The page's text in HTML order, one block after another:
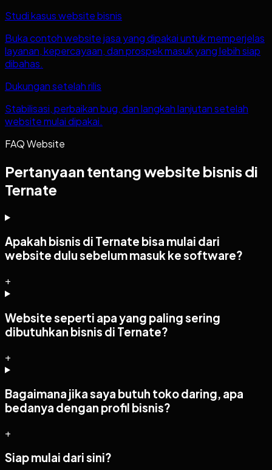
Studi kasus website bisnis
Buka contoh website jasa yang dipakai untuk memperjelas
layanan, kepercayaan, dan prospek masuk yang lebih siap
dibahas.
Dukungan setelah rilis
Stabilisasi, perbaikan bug, dan langkah lanjutan setelah
website mulai dipakai.
FAQ Website
Pertanyaan tentang website bisnis di
Ternate
Apakah bisnis di Ternate bisa mulai dari
website dulu sebelum masuk ke software?
+
Website seperti apa yang paling sering
dibutuhkan bisnis di Ternate?
+
Bagaimana jika saya butuh toko daring, apa
bedanya dengan profil bisnis?
+
Siap mulai dari sini?